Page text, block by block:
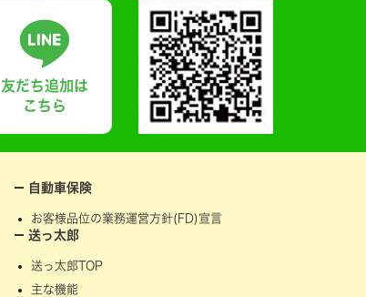
友だち追加は
こちら
自動車保険
お客様品位の業務運営方針(FD)宣言
送っ太郎
送っ太郎TOP
主な機能